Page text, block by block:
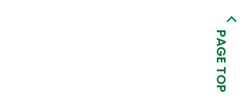
PAGE TOP